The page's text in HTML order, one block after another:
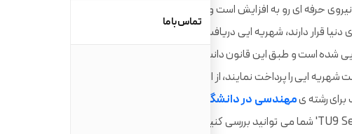
تماس با ما
حرفه ای رو به افزایش است و تحت این شرایط
قرار دارند، شهریه ایی دریافت نمی کنند از این رو
که از اکتبر 2014 اجرایی شده است و طبق این قانون دانشجویان بین المللی که در دانشگاه های
ایی را پرداخت نمایند، از این رو باید گفت تحصیل در آلمان رایگان
مهندسی در دانشگاه های آلمان
وب سایت 'TU9 Self-Assessment international' شما می توانید بررسی کنید که آیا می توانید در رشته ی مهندسی